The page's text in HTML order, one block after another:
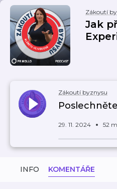
Zákoutí
Jak
Zákoutí byznysu
29. 11. 2024 52
INFO KOMENTÁŘE